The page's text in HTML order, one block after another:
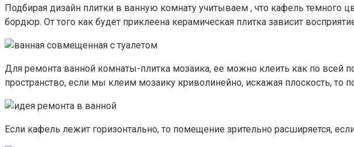
Подбирая дизайн плитки в ванную комнату учитываем , что кафель
бордюр. От того как будет приклеена керамическая плитка зависит
Для ремонта ванной комнаты-плитка мозаика, ее можно клеить как по всей
пространство, если мы клеим мозаику криволинейно, искажая плоскость, то
Если кафель лежит горизонтально, то помещение зрительно расширяется,